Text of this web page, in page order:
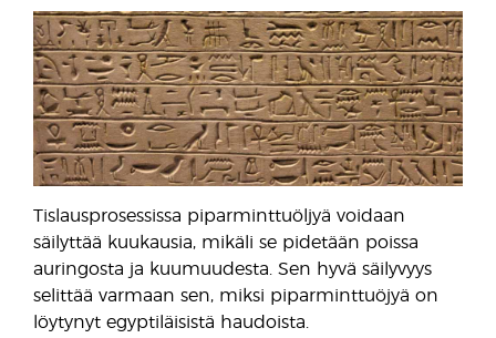
Tislausprosessissa piparminttuöljyä voidaan
säilyttää kuukausia, mikäli se pidetään poissa
auringosta ja kuumuudesta. Sen hyvä säilyvyys
selittää varmaan sen, miksi piparminttuöjyä on
löytynyt egyptiläisistä haudoista.